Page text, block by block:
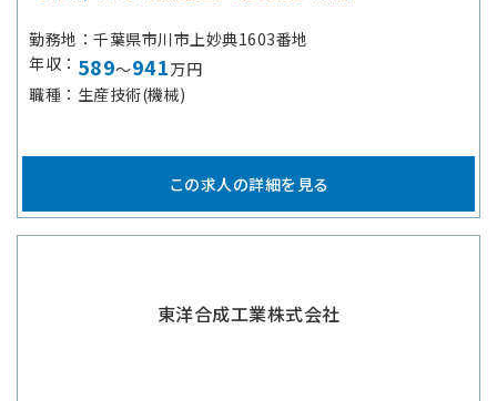
勤務地
千葉県市川市上妙典1603番地
年収
589～941万円
職種
生産技術(機械)
この求人の詳細を見る
東洋合成工業株式会社